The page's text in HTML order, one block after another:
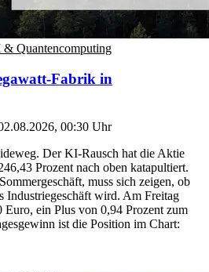
Quantencomputing
Fabrik in
00:30 Uhr
Der KI-Rausch hat die Aktie
Prozent nach oben katapultiert.
muss sich zeigen, ob
Industriegeschäft wird. Am Freitag
Euro, ein Plus von 0,94 Prozent zum
ist die Position im Chart: